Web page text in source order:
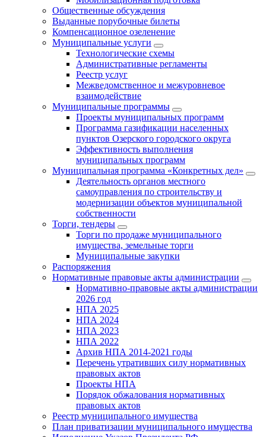
Общественные обсуждения
Выданные порубочные билеты
Компенсационное озеленение
Муниципальные услуги
Технологические схемы
Административные регламенты
Реестр услуг
Межведомственное и межуровневое
взаимодействие
Муниципальные программы
Проекты муниципальных программ
Программа газификации населенных
пунктов Озерского городского округа
Эффективность выполнения
муниципальных программ
Муниципальная программа «Конкретных дел»
Деятельность органов местного
самоуправления по строительству и
модернизации объектов муниципальной
собственности
Торги, тендеры
Торги по продаже муниципального
имущества, земельные торги
Муниципальные закупки
Распоряжения
Нормативные правовые акты администрации
Нормативно-правовые акты администрации
2026 год
НПА 2025
НПА 2024
НПА 2023
НПА 2022
Архив НПА 2014-2021 годы
Перечень утративших силу нормативных
правовых актов
Проекты НПА
Порядок обжалования нормативных
правовых актов
Реестр муниципального имущества
План приватизации муниципального имущества